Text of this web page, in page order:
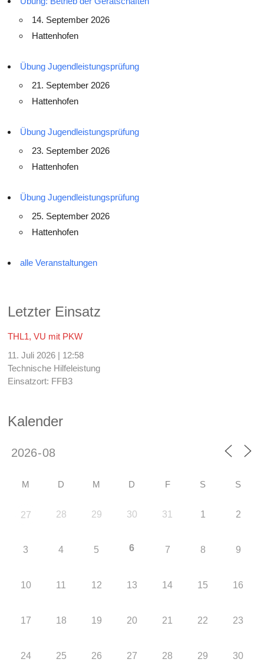
14. September 2026
Hattenhofen
Übung Jugendleistungsprüfung
21. September 2026
Hattenhofen
Übung Jugendleistungsprüfung
23. September 2026
Hattenhofen
Übung Jugendleistungsprüfung
25. September 2026
Hattenhofen
alle Veranstaltungen
Letzter Einsatz
THL1, VU mit PKW
11. Juli 2026 | 12:58
Technische Hilfeleistung
Einsatzort: FFB3
Kalender
M D M D F S S
27 28 29 30 31 1 2
3 4 5 6 7 8 9
10 11 12 13 14 15 16
17 18 19 20 21 22 23
24 25 26 27 28 29 30